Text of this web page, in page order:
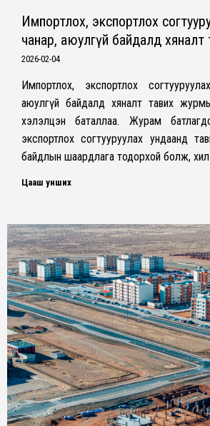
Импортлох, экспортлох
чанар, аюулгүй байдалд хяналт
2026-02-04
Импортлох, экспортлох
аюулгүй байдалд хяналт тавих
хэлэлцэн баталлаа. Журам
экспортлох согтууруулах ундаанд
байдлын шаардлага тодорхой болж,
Цааш унших